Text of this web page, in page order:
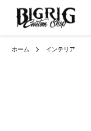
ホーム インテリア